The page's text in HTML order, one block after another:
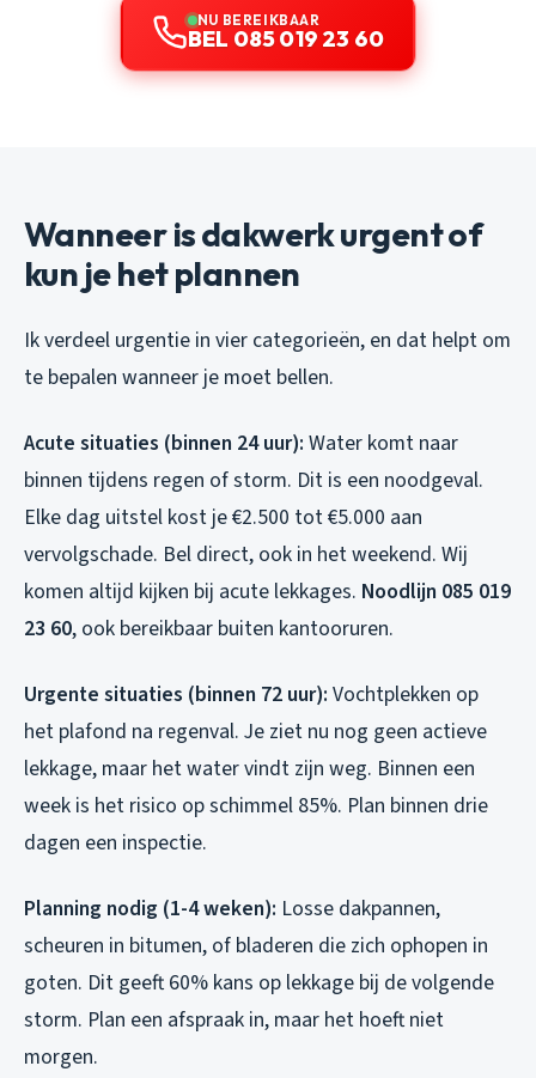
NU BEREIKBAAR
BEL 085 019 23 60
Wanneer is dakwerk urgent of
kun je het plannen
Ik verdeel urgentie in vier categorieën, en dat helpt om
te bepalen wanneer je moet bellen.
Acute situaties (binnen 24 uur): Water komt naar
binnen tijdens regen of storm. Dit is een noodgeval.
Elke dag uitstel kost je €2.500 tot €5.000 aan
vervolgschade. Bel direct, ook in het weekend. Wij
komen altijd kijken bij acute lekkages. Noodlijn 085 019
23 60, ook bereikbaar buiten kantooruren.
Urgente situaties (binnen 72 uur): Vochtplekken op
het plafond na regenval. Je ziet nu nog geen actieve
lekkage, maar het water vindt zijn weg. Binnen een
week is het risico op schimmel 85%. Plan binnen drie
dagen een inspectie.
Planning nodig (1-4 weken): Losse dakpannen,
scheuren in bitumen, of bladeren die zich ophopen in
goten. Dit geeft 60% kans op lekkage bij de volgende
storm. Plan een afspraak in, maar het hoeft niet
morgen.